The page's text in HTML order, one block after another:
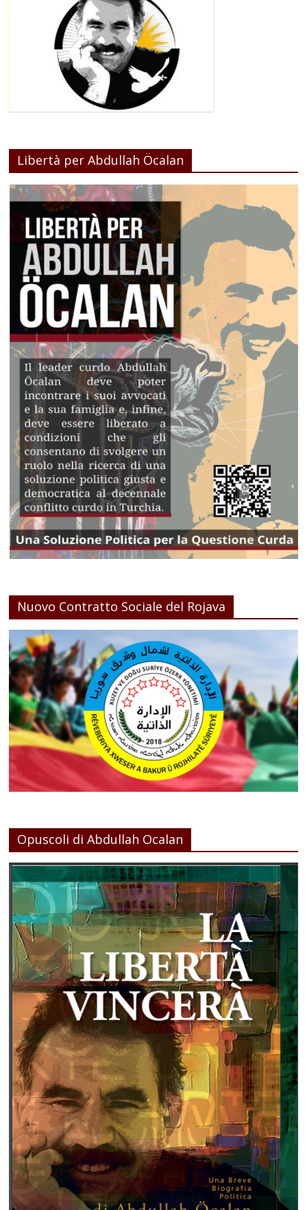
Libertà per Abdullah Öcalan
Nuovo Contratto Sociale del Rojava
Opuscoli di Abdullah Ocalan